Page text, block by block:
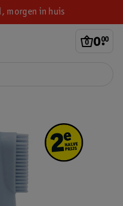
morgen in huis
0.
00